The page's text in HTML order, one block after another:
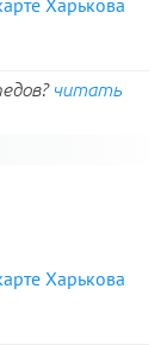
Харькова
читать
Харькова